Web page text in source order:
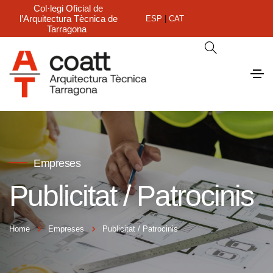
Col·legi Oficial de
l’Arquitectura Tècnica de
Tarragona
ESP CAT
Empreses
Publicitat / Patrocinis
Home Empreses Publicitat / Patrocinis